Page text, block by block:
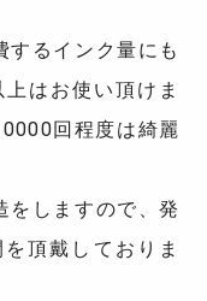
るインク量にも
はお使い頂けま
回程度は綺麗
しますので、発
頂戴しておりま